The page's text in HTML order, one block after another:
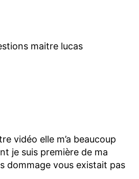
maitre lucas
vidéo elle m’a beaucoup
je suis première de ma
dommage vous existait pas